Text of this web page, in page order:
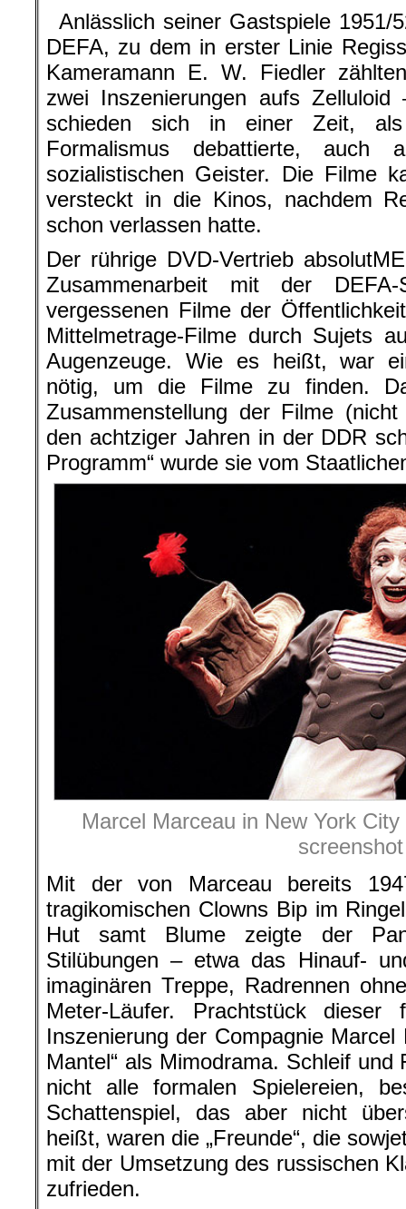
Anlässlich seiner Gastspiele 1951/
DEFA, zu dem in erster Linie
Kameramann E. W. Fiedler
zwei Inszenierungen aufs
schieden sich in einer Zeit,
Formalismus debattierte, auch
sozialistischen Geister. Die Filme
versteckt in die Kinos, nachdem
schon verlassen hatte.
Der rührige DVD-Vertrieb
Zusammenarbeit mit der
vergessenen Filme der
Mittelmetrage-Filme durch Sujets
Augenzeuge. Wie es heißt, war
nötig, um die Filme zu finden.
Zusammenstellung der Filme
den achtziger Jahren in der DDR
Programm“ wurde sie vom
Marcel Marceau in New York
screenshot
Mit der von Marceau bereits
tragikomischen Clowns Bip im
Hut samt Blume zeigte der
Stilübungen – etwa das Hinauf-
imaginären Treppe, Radrennen
Meter-Läufer. Prachtstück
Inszenierung der Compagnie
Mantel“ als Mimodrama. Schleif
nicht alle formalen Spielereien,
Schattenspiel, das aber nicht
heißt, waren die „Freunde“, die
mit der Umsetzung des russischen
zufrieden.